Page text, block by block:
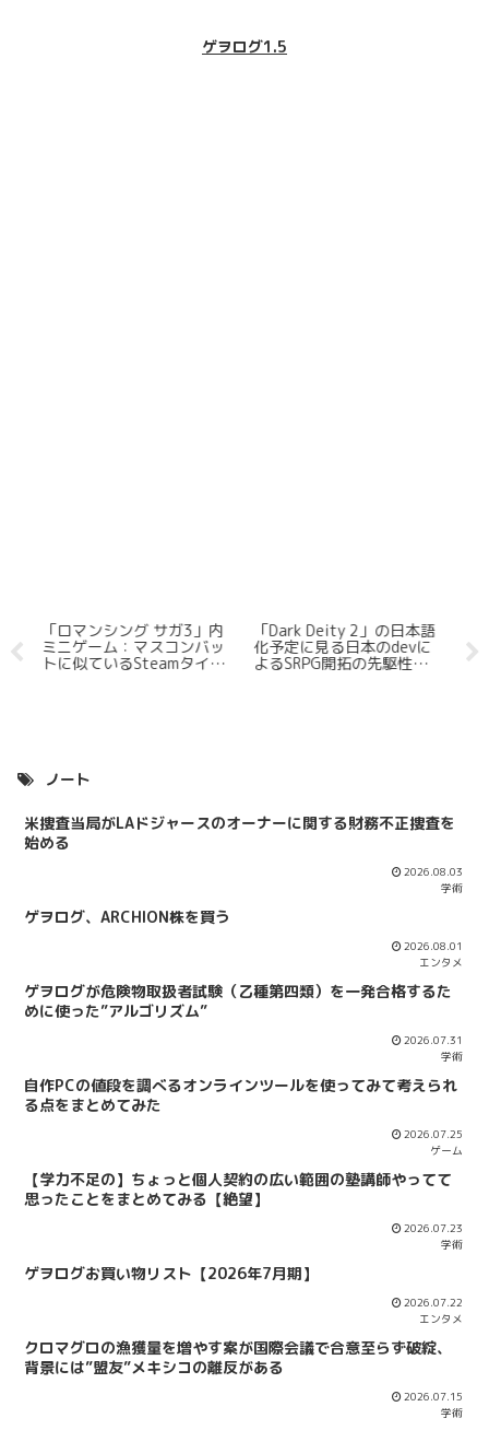
ゲヲログ1.5
「ロマンシング サガ3」内
ミニゲーム：マスコンバッ
トに似ているSteamタイト
「Dark Deity 2」の日本語
化予定に見る日本のdevに
よるSRPG開拓の先駆性
カ
解
ノート
米捜査当局がLAドジャースのオーナーに関する財務不正捜査を
始める
2026.08.03
学術
ゲヲログ、ARCHION株を買う
2026.08.01
エンタメ
ゲヲログが危険物取扱者試験（乙種第四類）を一発合格するた
めに使った”アルゴリズム”
2026.07.31
学術
自作PCの値段を調べるオンラインツールを使ってみて考えられ
る点をまとめてみた
2026.07.25
ゲーム
【学力不足の】ちょっと個人契約の広い範囲の塾講師やってて
思ったことをまとめてみる【絶望】
2026.07.23
学術
ゲヲログお買い物リスト【2026年7月期】
2026.07.22
エンタメ
クロマグロの漁獲量を増やす案が国際会議で合意至らず破綻、
背景には”盟友”メキシコの離反がある
2026.07.15
学術